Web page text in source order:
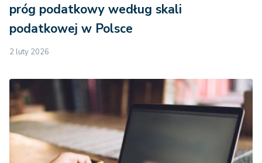
próg podatkowy według skali
podatkowej w Polsce
2 luty 2026